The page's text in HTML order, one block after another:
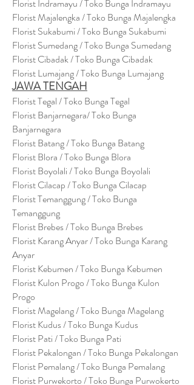
Florist Indramayu / Toko Bunga Indramayu
Florist Majalengka / Toko Bunga Majalengka
Florist Sukabumi / Toko Bunga Sukabumi
Florist Sumedang / Toko Bunga Sumedang
Florist Cibadak / Toko Bunga Cibadak
Florist Lumajang / Toko Bunga Lumajang
JAWA TENGAH
Florist Tegal / Toko Bunga Tegal
Florist Banjarnegara/ Toko Bunga
Banjarnegara
Florist Batang / Toko Bunga Batang
Florist Blora / Toko Bunga Blora
Florist Boyolali / Toko Bunga Boyolali
Florist Cilacap / Toko Bunga Cilacap
Florist Temanggung / Toko Bunga
Temanggung
Florist Brebes / Toko Bunga Brebes
Florist Karang Anyar / Toko Bunga Karang
Anyar
Florist Kebumen / Toko Bunga Kebumen
Florist Kulon Progo / Toko Bunga Kulon
Progo
Florist Magelang / Toko Bunga Magelang
Florist Kudus / Toko Bunga Kudus
Florist Pati / Toko Bunga Pati
Florist Pekalongan / Toko Bunga Pekalongan
Florist Pemalang / Toko Bunga Pemalang
Florist Purwekorto / Toko Bunga Purwokerto